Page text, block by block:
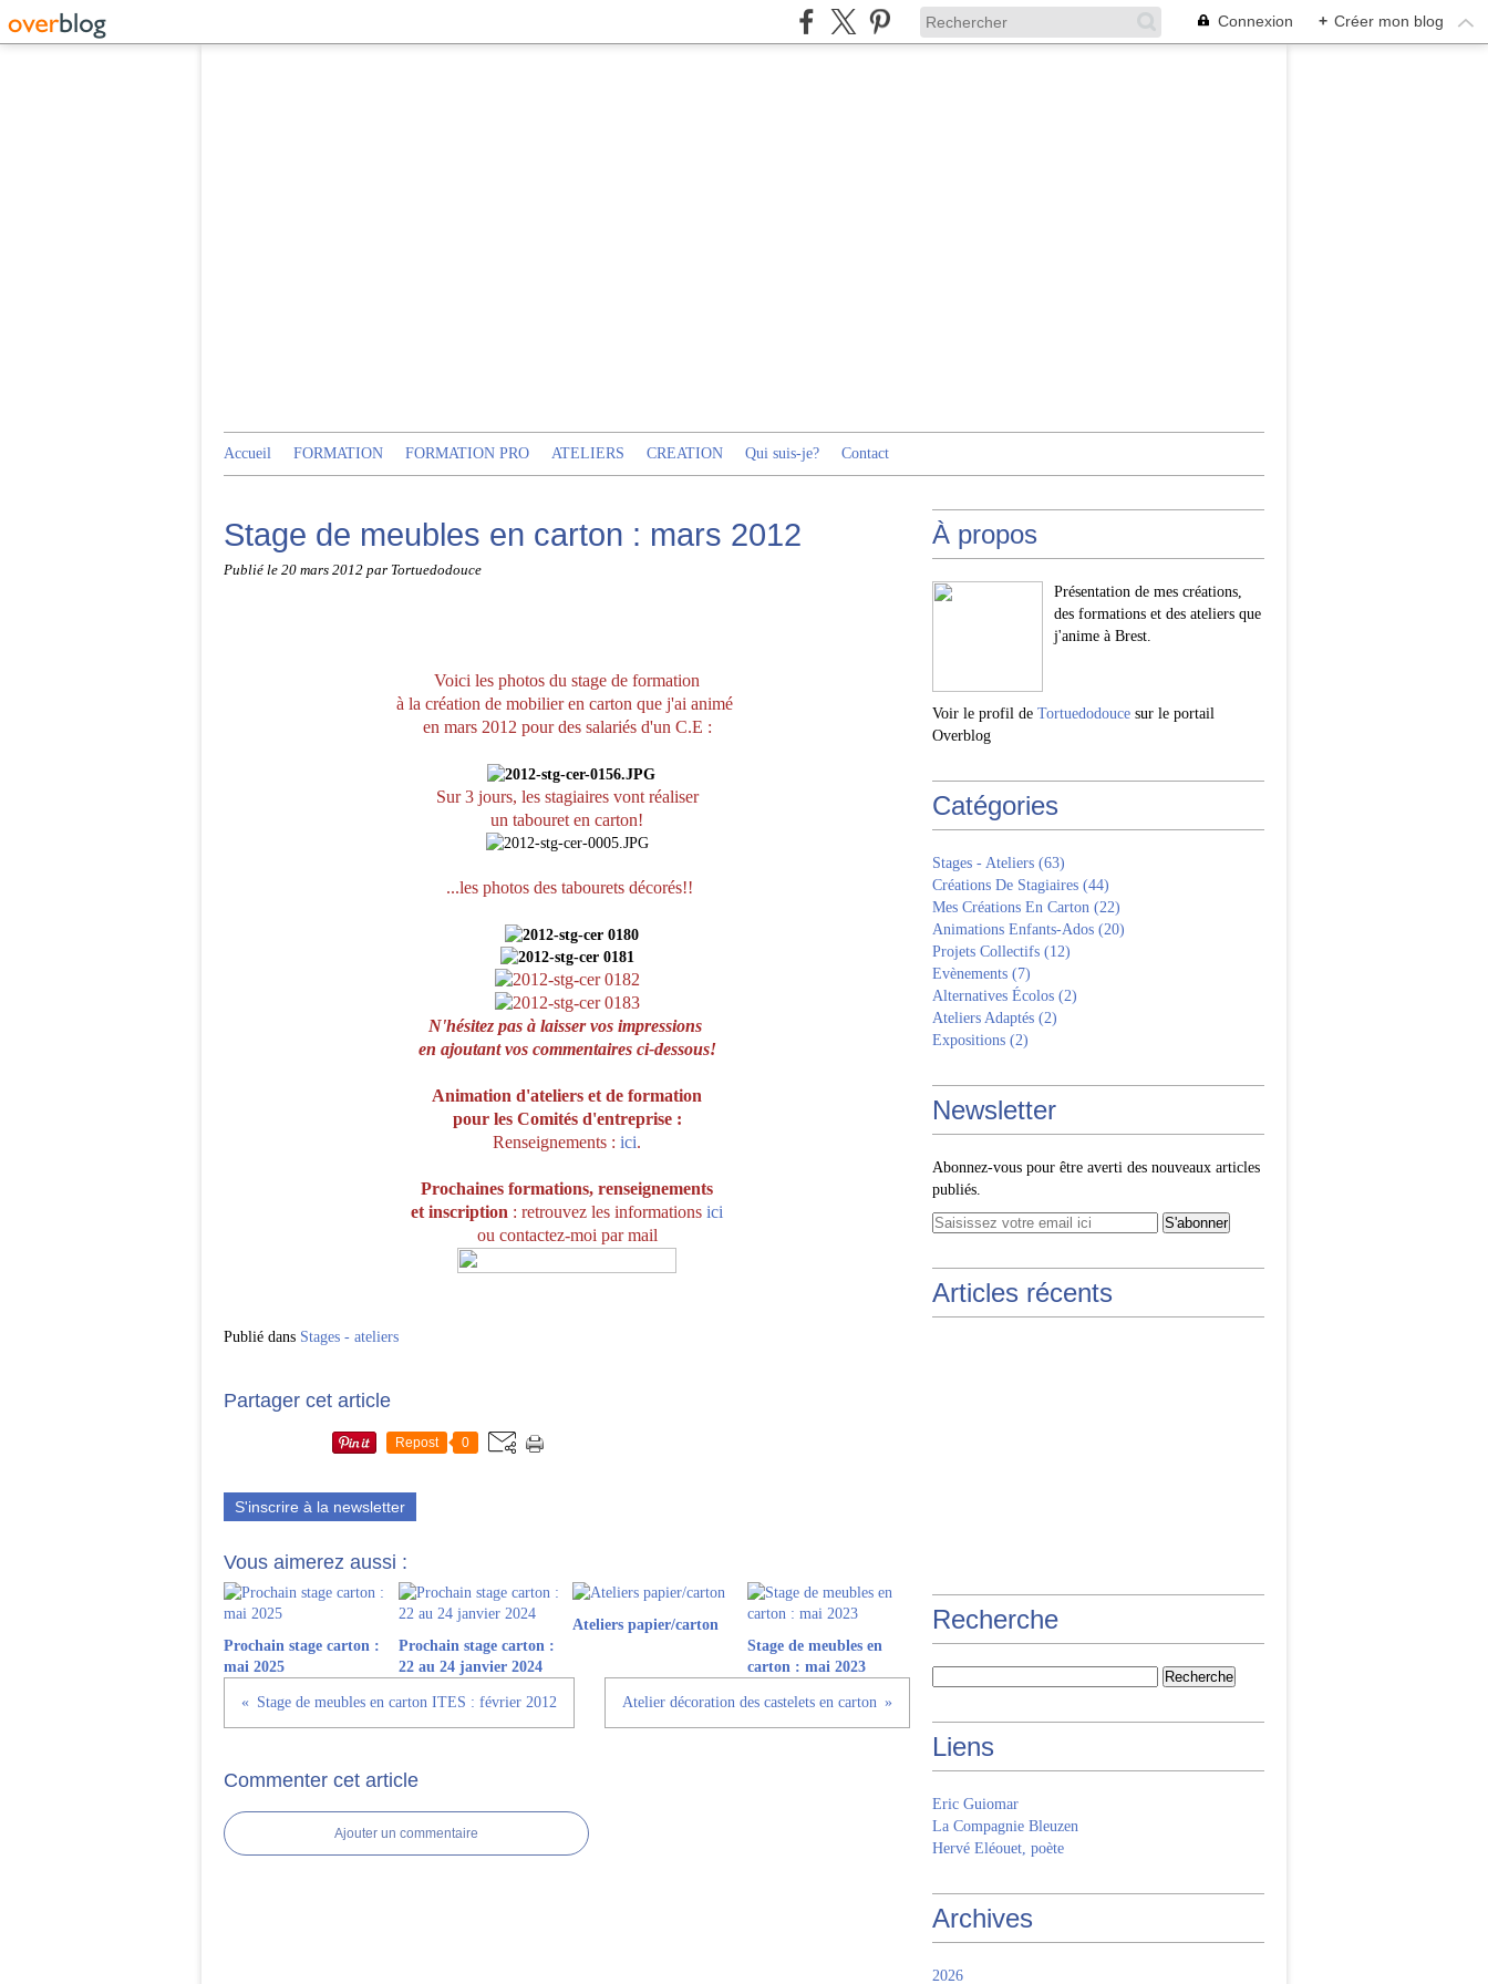
Connexion + Créer mon blog
Accueil FORMATION FORMATION PRO ATELIERS CREATION Qui suis-je? Contact
Stage de meubles en carton : mars 2012
Publié le 20 mars 2012 par Tortuedodouce
Voici les photos du stage de formation
à la création de mobilier en carton que j'ai animé
en mars 2012 pour des salariés d'un C.E :
Sur 3 jours, les stagiaires vont réaliser
un tabouret en carton!
...les photos des tabourets décorés!!
N'hésitez pas à laisser vos impressions
en ajoutant vos commentaires ci-dessous!
Animation d'ateliers et de formation
pour les Comités d'entreprise :
Renseignements : ici.
Prochaines formations, renseignements
et inscription : retrouvez les informations ici
ou contactez-moi par mail
Publié dans Stages - ateliers
Partager cet article
Repost 0
S'inscrire à la newsletter
Vous aimerez aussi :
Prochain stage carton :
mai 2025
Prochain stage carton :
22 au 24 janvier 2024
Ateliers papier/carton
Stage de meubles en
carton : mai 2023
Stage de meubles en carton ITES : février 2012 Atelier décoration des castelets en carton
Commenter cet article
Ajouter un commentaire
À propos
Présentation de mes créations,
des formations et des ateliers que
j'anime à Brest.
Voir le profil de Tortuedodouce sur le portail
Overblog
Catégories
Stages - Ateliers (63)
Créations De Stagiaires (44)
Mes Créations En Carton (22)
Animations Enfants-Ados (20)
Projets Collectifs (12)
Evènements (7)
Alternatives Écolos (2)
Ateliers Adaptés (2)
Expositions (2)
Newsletter
Abonnez-vous pour être averti des nouveaux articles
publiés.
Articles récents
Recherche
Liens
Eric Guiomar
La Compagnie Bleuzen
Hervé Eléouet, poète
Archives
2026